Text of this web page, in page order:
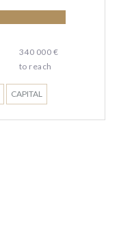
340 000 €
to reach
CAPITAL